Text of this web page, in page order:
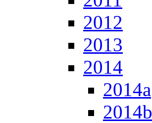
2012
2013
2014
2014a
2014b